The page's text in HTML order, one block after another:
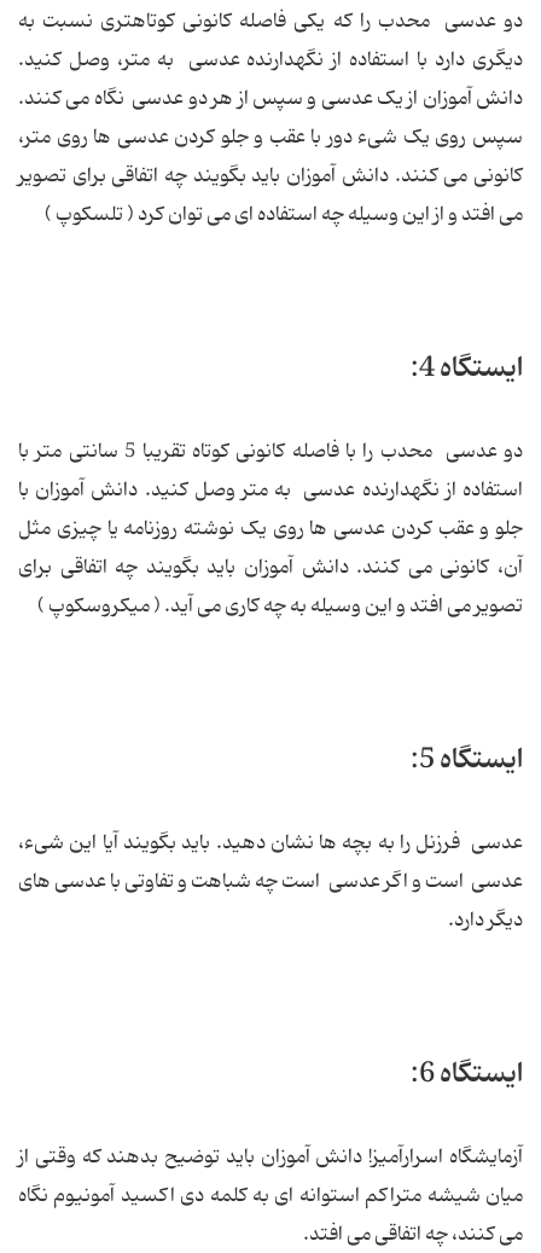
دو عدسی محدب را که یکی فاصله کانونی کوتاهتری نسبت به
دیگری دارد با استفاده از نگهدارنده عدسی به متر، وصل کنید.
دانش آموزان از یک عدسی و سپس از هر دو عدسی نگاه می کنند.
سپس روی یک شیء دور با عقب و جلو کردن عدسی ها روی متر،
کانونی می کنند. دانش آموزان باید بگویند چه اتفاقی برای تصویر
می افتد و از این وسیله چه استفاده ای می توان کرد ( تلسکوپ )
ایستگاه 4:
دو عدسی محدب را با فاصله کانونی کوتاه تقریبا 5 سانتی متر با
استفاده از نگهدارنده عدسی به متر وصل کنید. دانش آموزان با
جلو و عقب کردن عدسی ها روی یک نوشته روزنامه یا چیزی مثل
آن، کانونی می کنند. دانش آموزان باید بگویند چه اتفاقی برای
تصویر می افتد و این وسیله به چه کاری می آید. ( میکروسکوپ )
ایستگاه 5:
عدسی فرزنل را به بچه ها نشان دهید. باید بگویند آیا این شیء،
عدسی است و اگر عدسی است چه شباهت و تفاوتی با عدسی های
دیگر دارد.
ایستگاه 6:
آزمایشگاه اسرارآمیز! دانش آموزان باید توضیح بدهند که وقتی از
میان شیشه متراکم استوانه ای به کلمه دی اکسید آمونیوم نگاه
می کنند، چه اتفاقی می افتد.